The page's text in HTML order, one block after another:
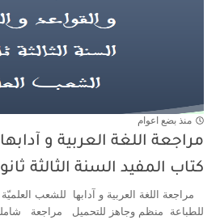
منذ بضع اعوام
مراجعة اللغة العربية و
كتاب المفيد السنة الثالثة
للطباعة منظم وجاهز للتحميل مراجعة